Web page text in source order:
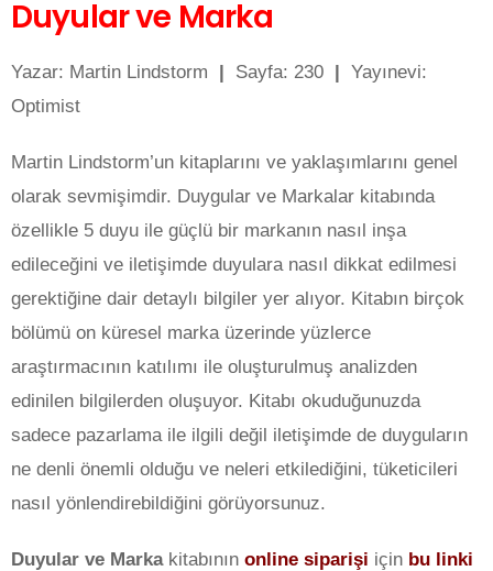
Duyular ve Marka
Yazar: Martin Lindstorm | Sayfa: 230 | Yayınevi:
Optimist
Martin Lindstorm’un kitaplarını ve yaklaşımlarını genel
olarak sevmişimdir. Duygular ve Markalar kitabında
özellikle 5 duyu ile güçlü bir markanın nasıl inşa
edileceğini ve iletişimde duyulara nasıl dikkat edilmesi
gerektiğine dair detaylı bilgiler yer alıyor. Kitabın birçok
bölümü on küresel marka üzerinde yüzlerce
araştırmacının katılımı ile oluşturulmuş analizden
edinilen bilgilerden oluşuyor. Kitabı okuduğunuzda
sadece pazarlama ile ilgili değil iletişimde de duyguların
ne denli önemli olduğu ve neleri etkilediğini, tüketicileri
nasıl yönlendirebildiğini görüyorsunuz.
Duyular ve Markakitabının online siparişi için bu linki